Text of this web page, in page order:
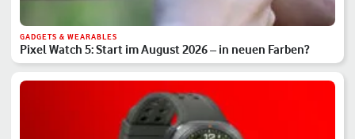
GADGETS & WEARABLES
Pixel Watch 5: Start im August 2026 – in neuen Farben?